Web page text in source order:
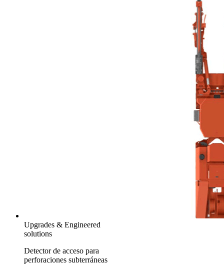
Upgrades & Engineered
solutions
Detector de acceso para
perforaciones subterráneas